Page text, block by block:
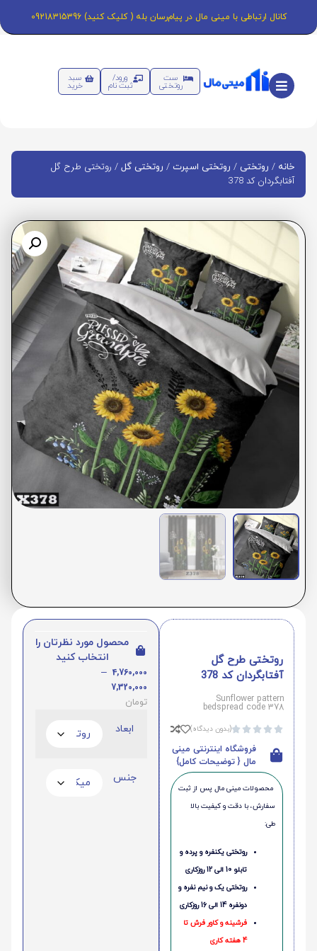
کانال ارتباطی با مینی مال در پیام‌رسان بله ( کلیک کنید) 09218315396
ست
روتختی
ورود/
ثبت نام
سبد
خرید
خانه / روتختی / روتختی اسپرت / روتختی گل / روتختی طرح گل
آفتابگردان کد 378
روتختی طرح گل
آفتابگردان کد 378
Sunflower pattern
bedspread code 378




(بدون دیدگاه)
فروشگاه اینترنتی مینی
مال { توضیحات کامل}
محصولات مینی‌ مال پس از ثبت
سفارش، با دقت و کیفیت بالا
طی:
روتختی یکنفره و پرده و
تابلو 10 الی 12 روزکاری
روتختی یک و نیم نفره و
دونفره 14 الی 16 روزکاری
فرشینه و کاور فرش تا
4 هفته کاری
محصول مورد نظرتان را
انتخاب کنید
4,760,000
–
7,320,000
تومان
ابعاد
جنس